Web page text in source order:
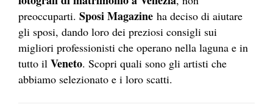
preoccuparti. Sposi Magazine ha deciso di aiutare
gli sposi, dando loro dei preziosi consigli sui
migliori professionisti che operano nella laguna e in
tutto il Veneto. Scopri quali sono gli artisti che
abbiamo selezionato e i loro scatti.